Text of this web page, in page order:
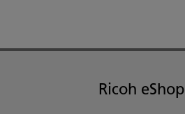
Ricoh eShop